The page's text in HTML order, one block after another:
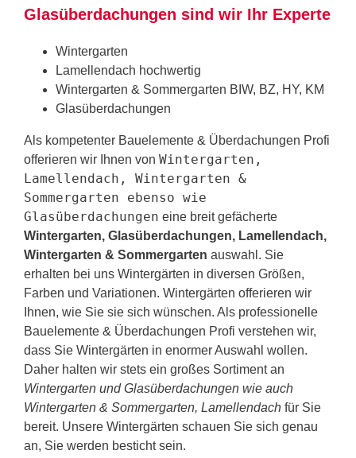
Glasüberdachungen sind wir Ihr Experte
Wintergarten
Lamellendach hochwertig
Wintergarten & Sommergarten BIW, BZ, HY, KM
Glasüberdachungen
Als kompetenter Bauelemente & Überdachungen Profi
offerieren wir Ihnen von Wintergarten,
Lamellendach, Wintergarten &
Sommergarten ebenso wie
Glasüberdachungen eine breit gefächerte
Wintergarten, Glasüberdachungen, Lamellendach,
Wintergarten & Sommergarten auswahl. Sie
erhalten bei uns Wintergärten in diversen Größen,
Farben und Variationen. Wintergärten offerieren wir
Ihnen, wie Sie sie sich wünschen. Als professionelle
Bauelemente & Überdachungen Profi verstehen wir,
dass Sie Wintergärten in enormer Auswahl wollen.
Daher halten wir stets ein großes Sortiment an
Wintergarten und Glasüberdachungen wie auch
Wintergarten & Sommergarten, Lamellendach für Sie
bereit. Unsere Wintergärten schauen Sie sich genau
an, Sie werden besticht sein.